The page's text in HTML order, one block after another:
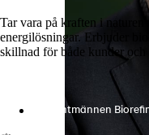
Tar vara på kraften i naturen
energilösningar. Erbjuder
skillnad för både kunder
Lantmännen